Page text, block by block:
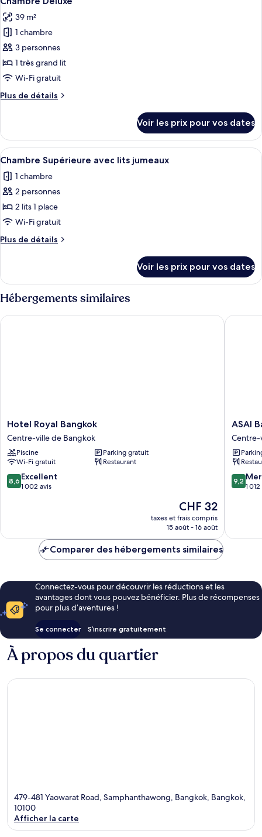
Suite
King
toutes
les
photos
pour
ce
type
chambre :
39 m²
1 chambre
3 personnes
1 très grand lit
Wi-Fi gratuit
Plus de détails
Plus
le
type
de
Chambre
Deluxe
Voir les prix pour vos dates
Afficher
toutes
les
photos
pour
ce
type
de
Chambre
Supérieure
avec
lits
Un lit à baldaquin, un lavabo rouge,
4
Chambre Supérieure avec lits jumeaux
1 chambre
2 personnes
2 lits 1 place
Wi-Fi gratuit
Plus de détails
Plus
le
type
de
Chambre
Voir les prix pour vos dates
Hébergements similaires
Hotel
Royal
Bangkok
Centre-
ville
de
Bangkok
Hotel Royal Bangkok
Centre-ville de Bangkok
Piscine
Parking gratuit
Wi-Fi gratuit
Restaurant
8.6
sur
8,6 Excellent
1 002 avis
Le
nouveau
prix
de
CHF 32
taxes et frais compris
15 août - 16 août
Hotel Royal Bangkok
ASAI
Centre-
ville
de
ASAI
Centre-
9.2
sur
9,2
1
ASAI
Comparer des hébergements similaires
Connectez-vous pour découvrir les réductions et les
avantages dont vous pouvez bénéficier. Plus de récompenses
pour plus d’aventures !
Se connecter S’inscrire gratuitement
À propos du quartier
479-481 Yaowarat Road, Samphanthawong, Bangkok, Bangkok,
10100
Afficher la carte